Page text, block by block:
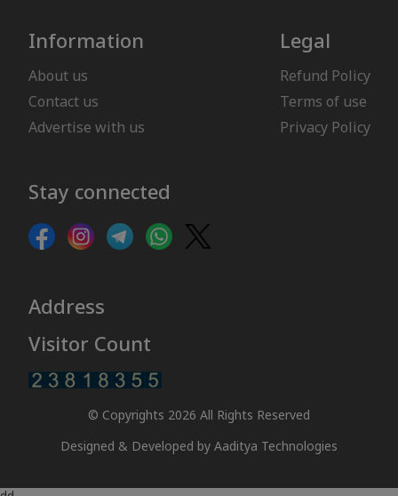
Information
About us
Contact us
Advertise with us
Legal
Refund Policy
Terms of use
Privacy Policy
Stay connected
Address
Visitor Count
© Copyrights 2026 All Rights Reserved
Designed & Developed by Aaditya Technologies